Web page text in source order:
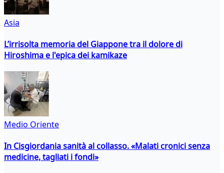
Asia
L’irrisolta memoria del Giappone tra il dolore di
Hiroshima e l'epica dei kamikaze
Medio Oriente
In Cisgiordania sanità al collasso. «Malati cronici senza
medicine, tagliati i fondi»